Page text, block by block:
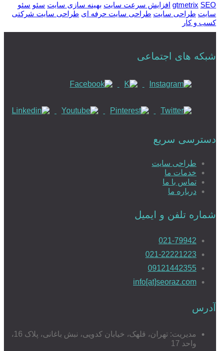
gtmetrix SEO افزایش سرعت سایت بهینه سازی سایت سئو سئو
سایت طراحی سایت طراحی سایت حرفه ای طراحی سایت شرکتی
کسب و کار
شبکه های اجتماعی
دسترسی سریع
طراحی سایت
خدمات ما
تماس با ما
درباره ما
شماره تلفن و ایمیل
021-79942
021-22221223
09121442355
info[at]seoraz.com
آدرس
مدیریت: تهران، قلهک، خیابان کدویی، نبش باغانی، پلاک 16،
واحد 17